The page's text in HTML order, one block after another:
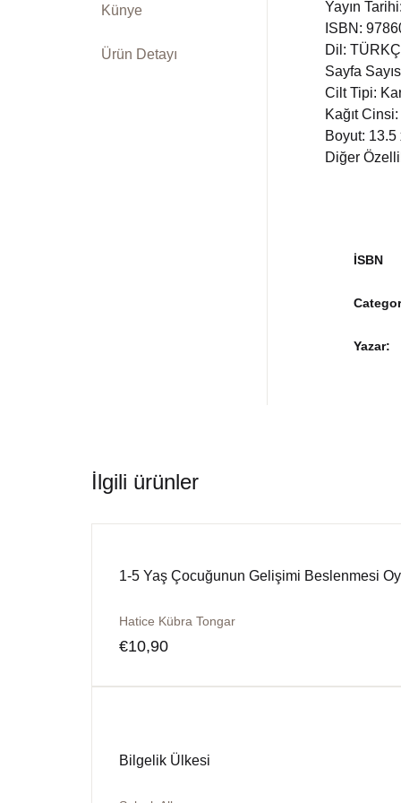
Künye
Ürün Detayı
Yayın
ISBN:
Dil:
Sayfa
Cilt Tipi:
Kağıt Cinsi:
Boyut: 13.5
Diğer
İSBN
Yazar
İlgili ürünler
1-5 Yaş Çocuğunun Gelişimi Beslenmesi
Hatice Kübra Tongar
€10,90
Bilgelik Ülkesi